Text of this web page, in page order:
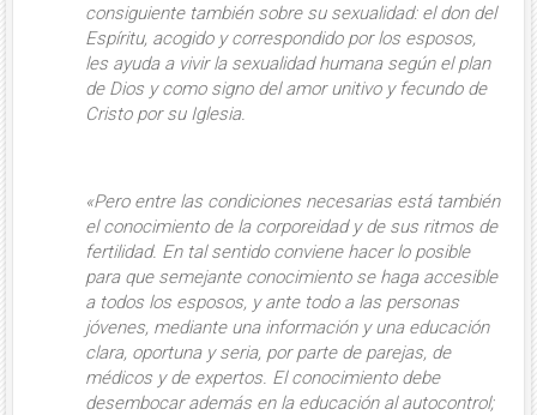
consiguiente también sobre su sexualidad: el don del
Espíritu, acogido y correspondido por los esposos,
les ayuda a vivir la sexualidad humana según el plan
de Dios y como signo del amor unitivo y fecundo de
Cristo por su Iglesia.
«Pero entre las condiciones necesarias está también
el conocimiento de la corporeidad y de sus ritmos de
fertilidad. En tal sentido conviene hacer lo posible
para que semejante conocimiento se haga accesible
a todos los esposos, y ante todo a las personas
jóvenes, mediante una información y una educación
clara, oportuna y seria, por parte de parejas, de
médicos y de expertos. El conocimiento debe
desembocar además en la educación al autocontrol;